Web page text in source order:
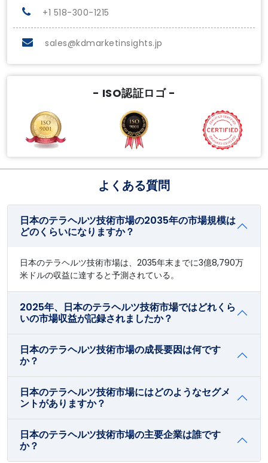
+1 518-300-1215
sales@kdmarketinsights.jp
- ISO認証ロゴ -
よくある質問
日本のテラヘルツ技術市場の2035年の市場規模は
どのくらいになりますか？
日本のテラヘルツ技術市場は、2035年末までに3億8,790万
米ドルの収益に達すると予測されている。
2025年、日本のテラヘルツ技術市場ではどれくら
いの市場収益が記録されましたか？
日本のテラヘルツ技術市場の成長要因は何です
か？
日本のテラヘルツ技術市場にはどのようなセグメ
ントがありますか？
日本のテラヘルツ技術市場の主要企業は誰です
か？